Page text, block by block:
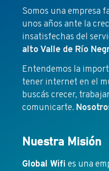
Somos una empresa
unos años ante la
insatisfechas del
alto Valle de Río
Entendemos la
tener internet en el
buscás crecer,
comunicarte.
Nuestra Misión
Global Wifi es una